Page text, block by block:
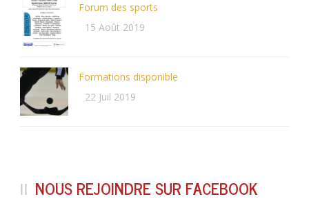
Forum des sports
15 Août 2019
Formations disponible
22 Juil 2019
NOUS REJOINDRE SUR FACEBOOK